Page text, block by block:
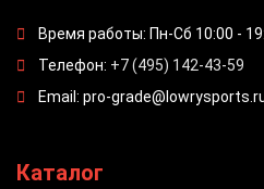
Время работы: Пн-Сб 10:00 -
Телефон: +7 (495) 142-43-59
Email: pro-
Каталог